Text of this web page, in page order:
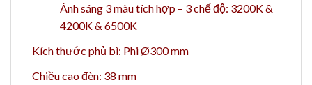
Ánh sáng 3 màu tích hợp – 3 chế độ: 3200K &
4200K & 6500K
Kích thước phủ bì: Phi Ø300 mm
Chiều cao đèn: 38 mm